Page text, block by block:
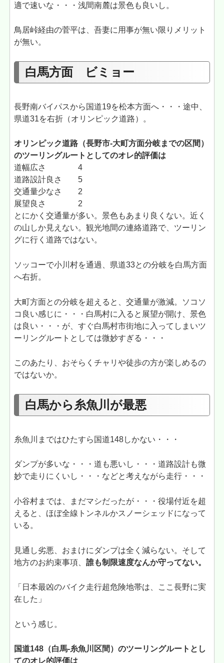
適で速いな・・・浅間南麓は景色も良いし。
鳥居峠経由の菅平は、吾妻に用事が無い限りメリット
が無い。
白馬方面 ビミョー
長野南バイパスから国道19を松本方面へ・・・途中、
県道31を右折（オリンピック道路）。
オリンピック道路（長野市-大町方面分岐までの区間）
のツーリングルートとしてのオレ的評価は
道幅広さ 4
道路設計良さ 5
交通量少なさ 2
展望良さ 2
とにかく交通量が多い。景色もあまり良くない。近く
の山しか見えない。観光地間の連絡道路で、ツーリン
グに行く道路ではない。
ソッコーで小川村を通過、県道33との分岐を白馬方面
へ右折。
大町方面との分岐を超えると、交通量が激減。ソコソ
コ良い感じに・・・白馬村に入ると展望が開け、景色
は良い・・・が、すぐ白馬村市街地に入ってしまいツ
ーリングルートとしては微妙すぎる・・・
このあたり、おそらくチャリや徒歩の方が楽しめるの
ではないか。
白馬から糸魚川が最悪
糸魚川まではひたすら国道148しかない・・・
ダンプが多いな・・・道も悪いし・・・道路設計も微
妙で走りにくいし・・・などと考えながら走行・・・
小谷村までは、まだマシだったが・・・役場付近を超
えると、ほぼ全線トンネルかスノーシェッドになって
いる。
見通し劣悪、おまけにダンプは全く減らない。そして
地方のお約束事項、誰も制限速度なんか守ってない。
「日本最凶のバイク走行超危険地帯は、ここ長野に実
在した」
という感じ。
国道148（白馬-糸魚川区間）のツーリングルートとし
てのオレ的評価は